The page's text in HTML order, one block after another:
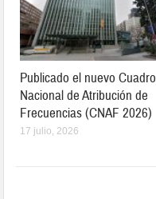
Publicado el nuevo Cuadro
Nacional de Atribución de
Frecuencias (CNAF 2026)
17 julio, 2026